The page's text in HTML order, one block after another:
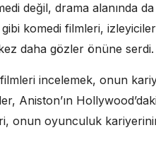
değil, drama alanında
gibi komedi filmleri,
daha gözler önüne serdi.
incelemek, onun
Aniston’ın
onun oyunculuk